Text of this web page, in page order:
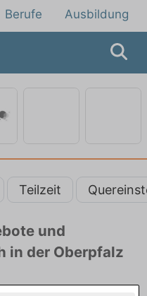
Berufe Ausbildung
Teilzeit
und
in der Oberpfalz